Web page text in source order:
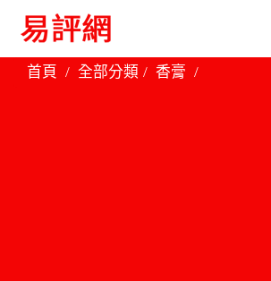
首頁 全部分類 香膏